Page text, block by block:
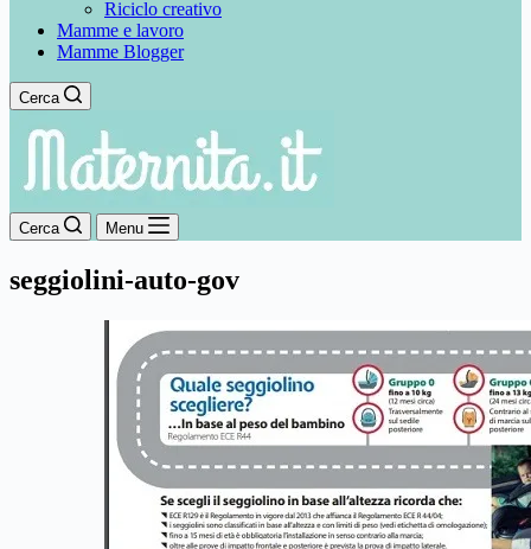
Riciclo creativo
Mamme e lavoro
Mamme Blogger
Cerca
Cerca Menu
seggiolini-auto-gov